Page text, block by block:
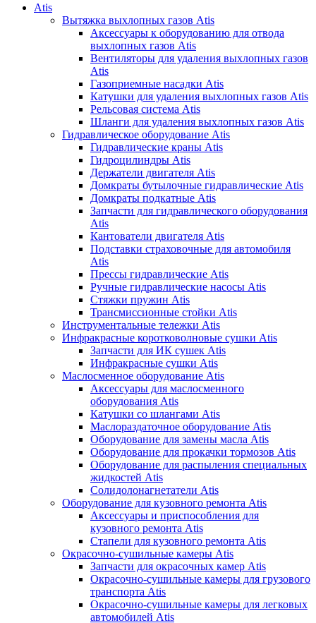
Atis
Вытяжка выхлопных газов Atis
Аксессуары к оборудованию для отвода
выхлопных газов Atis
Вентиляторы для удаления выхлопных газов
Atis
Газоприемные насадки Atis
Катушки для удаления выхлопных газов Atis
Рельсовая система Atis
Шланги для удаления выхлопных газов Atis
Гидравлическое оборудование Atis
Гидравлические краны Atis
Гидроцилиндры Atis
Держатели двигателя Atis
Домкраты бутылочные гидравлические Atis
Домкраты подкатные Atis
Запчасти для гидравлического оборудования
Atis
Кантователи двигателя Atis
Подставки страховочные для автомобиля
Atis
Прессы гидравлические Atis
Ручные гидравлические насосы Atis
Стяжки пружин Atis
Трансмиссионные стойки Atis
Инструментальные тележки Atis
Инфракрасные коротковолновые сушки Atis
Запчасти для ИК сушек Atis
Инфракрасные сушки Atis
Маслосменное оборудование Atis
Аксессуары для маслосменного
оборудования Atis
Катушки со шлангами Atis
Маслораздаточное оборудование Atis
Оборудование для замены масла Atis
Оборудование для прокачки тормозов Atis
Оборудование для распыления специальных
жидкостей Atis
Солидолонагнетатели Atis
Оборудование для кузовного ремонта Atis
Аксессуары и приспособления для
кузовного ремонта Atis
Стапели для кузовного ремонта Atis
Окрасочно-сушильные камеры Atis
Запчасти для окрасочных камер Atis
Окрасочно-сушильные камеры для грузового
транспорта Atis
Окрасочно-сушильные камеры для легковых
автомобилей Atis